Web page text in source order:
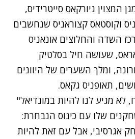
המצוין גיורקאס סייטרידיס,
וקוסטאס קצוראניס שנחשבים
השדה והחלוצים אונאניס
שעושה חיל בסלטיק
ומלך השערים של היוונים
תאופניס גקאס.
לא מגיע לנו להיות במונדיאל"
שלו עם כינוס הנבחרת:
אגרסיבי, אבל עם זאת להיות